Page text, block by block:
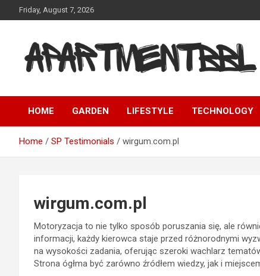
to
Friday, August 7, 2026
Apartmentbbl
HOME GARDEN LIFESTYLE TECHNOLOGY
Home SP Testimonials wirgum.com.pl
wirgum.com.pl
Motoryzacja to nie tylko sposób poruszania się, ale
informacji, każdy kierowca staje przed różnorodnymi
na wysokości zadania, oferując szeroki wachlarz
Strona ógłma być zarówno źródłem wiedzy, jak i